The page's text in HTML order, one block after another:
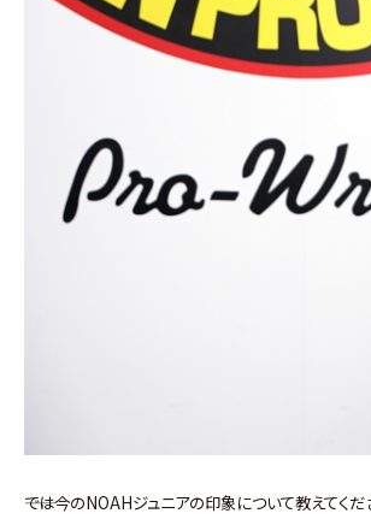
――では今のNOAHジュニアの印象について教えてくだ